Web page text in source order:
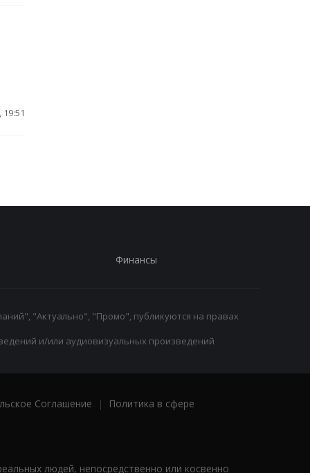
Финансы
"Актуально", "Промо", публикуются на правах
и/или аудиовизуальных произведений
Соглашение |
Политика в сфере
людей, непосредственно или косвенно